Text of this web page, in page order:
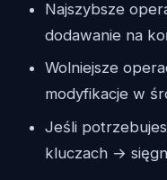
Najszybsze
dodawanie na
Wolniejsze
modyfikacje w
Jeśli
kluczach →